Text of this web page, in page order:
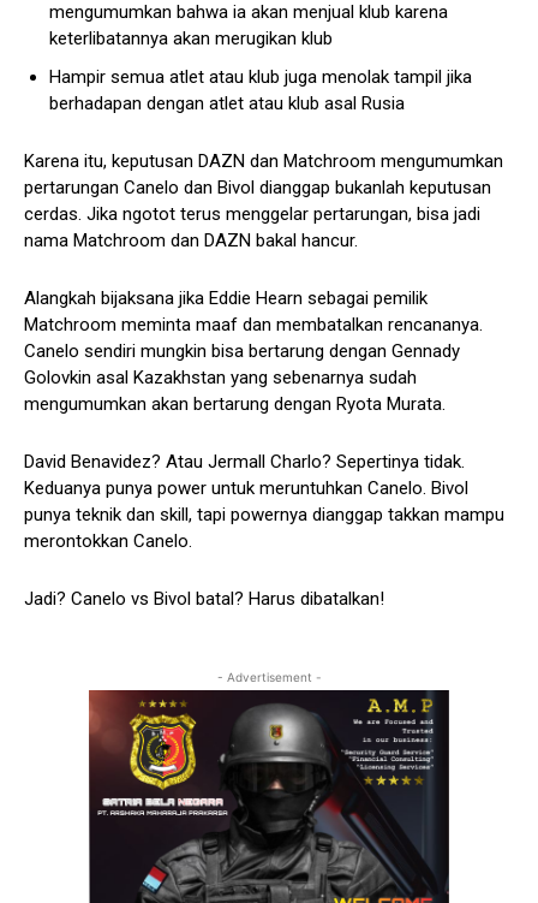
mengumumkan bahwa ia akan menjual klub karena
keterlibatannya akan merugikan klub
Hampir semua atlet atau klub juga menolak tampil jika
berhadapan dengan atlet atau klub asal Rusia
Karena itu, keputusan DAZN dan Matchroom mengumumkan
pertarungan Canelo dan Bivol dianggap bukanlah keputusan
cerdas. Jika ngotot terus menggelar pertarungan, bisa jadi
nama Matchroom dan DAZN bakal hancur.
Alangkah bijaksana jika Eddie Hearn sebagai pemilik
Matchroom meminta maaf dan membatalkan rencananya.
Canelo sendiri mungkin bisa bertarung dengan Gennady
Golovkin asal Kazakhstan yang sebenarnya sudah
mengumumkan akan bertarung dengan Ryota Murata.
David Benavidez? Atau Jermall Charlo? Sepertinya tidak.
Keduanya punya power untuk meruntuhkan Canelo. Bivol
punya teknik dan skill, tapi powernya dianggap takkan mampu
merontokkan Canelo.
Jadi? Canelo vs Bivol batal? Harus dibatalkan!
- Advertisement -